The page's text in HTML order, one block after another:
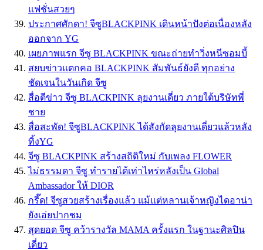
แฟชั่นสวยๆ
ประกาศศักดา! จีซูBLACKPINK เดินหน้าปังต่อเนื่องหลัง
ออกจาก YG
เผยภาพแรก จีซู BLACKPINK ขณะถ่ายทำวิ่งหนีซอมบี้
สยบข่าวแตกคอ BLACKPINK สัมพันธ์ยังดี ทุกอย่าง
ชัดเจนในวันเกิด จีซู
สื่อตีข่าว จีซู BLACKPINK ลุยงานเดี่ยว ภายใต้บริษัทพี่
ชาย
สื่อสะพัด! จีซูBLACKPINK ได้สังกัดลุยงานเดี่ยวแล้วหลัง
ทิ้งYG
จีซู BLACKPINK สร้างสถิติใหม่ กับเพลง FLOWER
ไม่ธรรมดา จีซู ทำรายได้เท่าไหร่หลังเป็น Global
Ambassador ให้ DIOR
กรี๊ด! จีซูสวยสร้างเรื่องแล้ว แม้แต่หลานเจ้าหญิงไดอาน่า
ยังเอ่ยปากชม
สุดยอด จีซู คว้ารางวัล MAMA ครั้งแรก ในฐานะศิลปิน
เดี่ยว